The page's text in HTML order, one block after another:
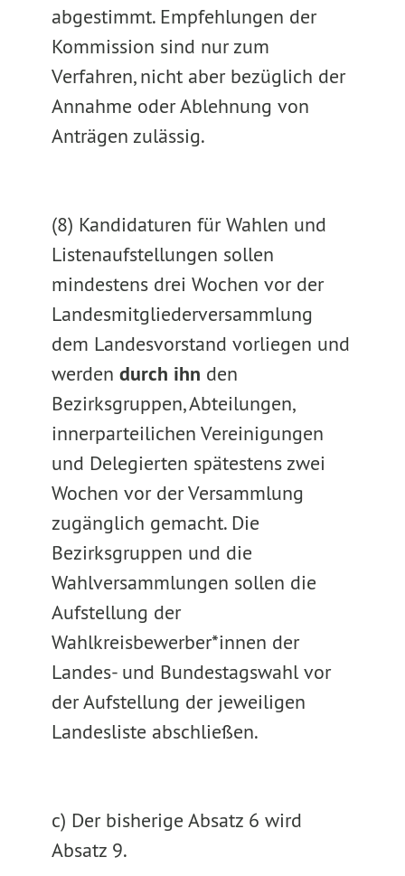
abgestimmt. Empfehlungen der
Kommission sind nur zum
Verfahren, nicht aber bezüglich der
Annahme oder Ablehnung von
Anträgen zulässig.
(8) Kandidaturen für Wahlen und
Listenaufstellungen sollen
mindestens drei Wochen vor der
Landesmitgliederversammlung
dem Landesvorstand vorliegen und
werden durch ihn den
Bezirksgruppen, Abteilungen,
innerparteilichen Vereinigungen
und Delegierten spätestens zwei
Wochen vor der Versammlung
zugänglich gemacht. Die
Bezirksgruppen und die
Wahlversammlungen sollen die
Aufstellung der
Wahlkreisbewerber*innen der
Landes- und Bundestagswahl vor
der Aufstellung der jeweiligen
Landesliste abschließen.
c) Der bisherige Absatz 6 wird
Absatz 9.